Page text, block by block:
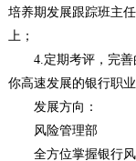
培养期发展跟踪班主
上；
4.定期考评，完善
你高速发展的银行职
发展方向：
风险管理部
全方位掌握银行风